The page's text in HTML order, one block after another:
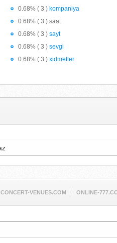
0.68% ( 3 ) kompaniya
0.68% ( 3 ) saat
0.68% ( 3 ) sayt
0.68% ( 3 ) sevgi
0.68% ( 3 ) xidmetler
CONCERT-VENUES.COM ONLINE-